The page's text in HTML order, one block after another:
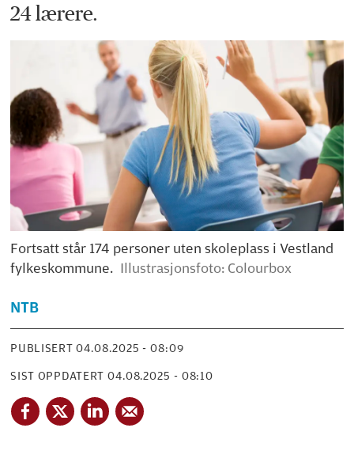
24 lærere.
Fortsatt står 174 personer uten skoleplass i Vestland
fylkeskommune. Illustrasjonsfoto: Colourbox
NTB
PUBLISERT 04.08.2025 - 08:09
SIST OPPDATERT 04.08.2025 - 08:10